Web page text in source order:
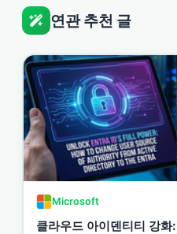
연관 추천 글
Microsoft
클라우드 아이덴티티 강